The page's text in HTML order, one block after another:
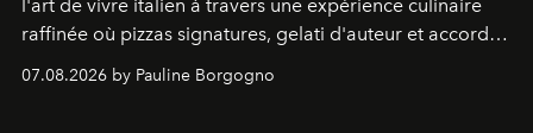
l'art de vivre italien à travers une expérience culinaire
raffinée où pizzas signatures, gelati d'auteur et accords
d'exception composent un véritable voyage sensoriel.
07.08.2026 by Pauline Borgogno